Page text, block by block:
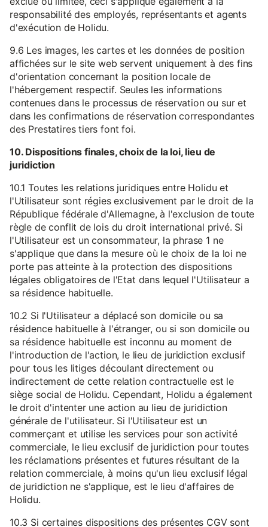
responsabilité des employés, représentants et agents
d'exécution de Holidu.
9.6 Les images, les cartes et les données de position
affichées sur le site web servent uniquement à des fins
d'orientation concernant la position locale de
l'hébergement respectif. Seules les informations
contenues dans le processus de réservation ou sur et
dans les confirmations de réservation correspondantes
des Prestatires tiers font foi.
10. Dispositions finales, choix de la loi, lieu de
juridiction
10.1 Toutes les relations juridiques entre Holidu et
l'Utilisateur sont régies exclusivement par le droit de la
République fédérale d'Allemagne, à l'exclusion de toute
règle de conflit de lois du droit international privé. Si
l'Utilisateur est un consommateur, la phrase 1 ne
s'applique que dans la mesure où le choix de la loi ne
porte pas atteinte à la protection des dispositions
légales obligatoires de l'Etat dans lequel l'Utilisateur a
sa résidence habituelle.
10.2 Si l'Utilisateur a déplacé son domicile ou sa
résidence habituelle à l'étranger, ou si son domicile ou
sa résidence habituelle est inconnu au moment de
l'introduction de l'action, le lieu de juridiction exclusif
pour tous les litiges découlant directement ou
indirectement de cette relation contractuelle est le
siège social de Holidu. Cependant, Holidu a également
le droit d'intenter une action au lieu de juridiction
générale de l'utilisateur. Si l'Utilisateur est un
commerçant et utilise les services pour son activité
commerciale, le lieu exclusif de juridiction pour toutes
les réclamations présentes et futures résultant de la
relation commerciale, à moins qu'un lieu exclusif légal
de juridiction ne s'applique, est le lieu d'affaires de
Holidu.
10.3 Si certaines dispositions des présentes CGV sont